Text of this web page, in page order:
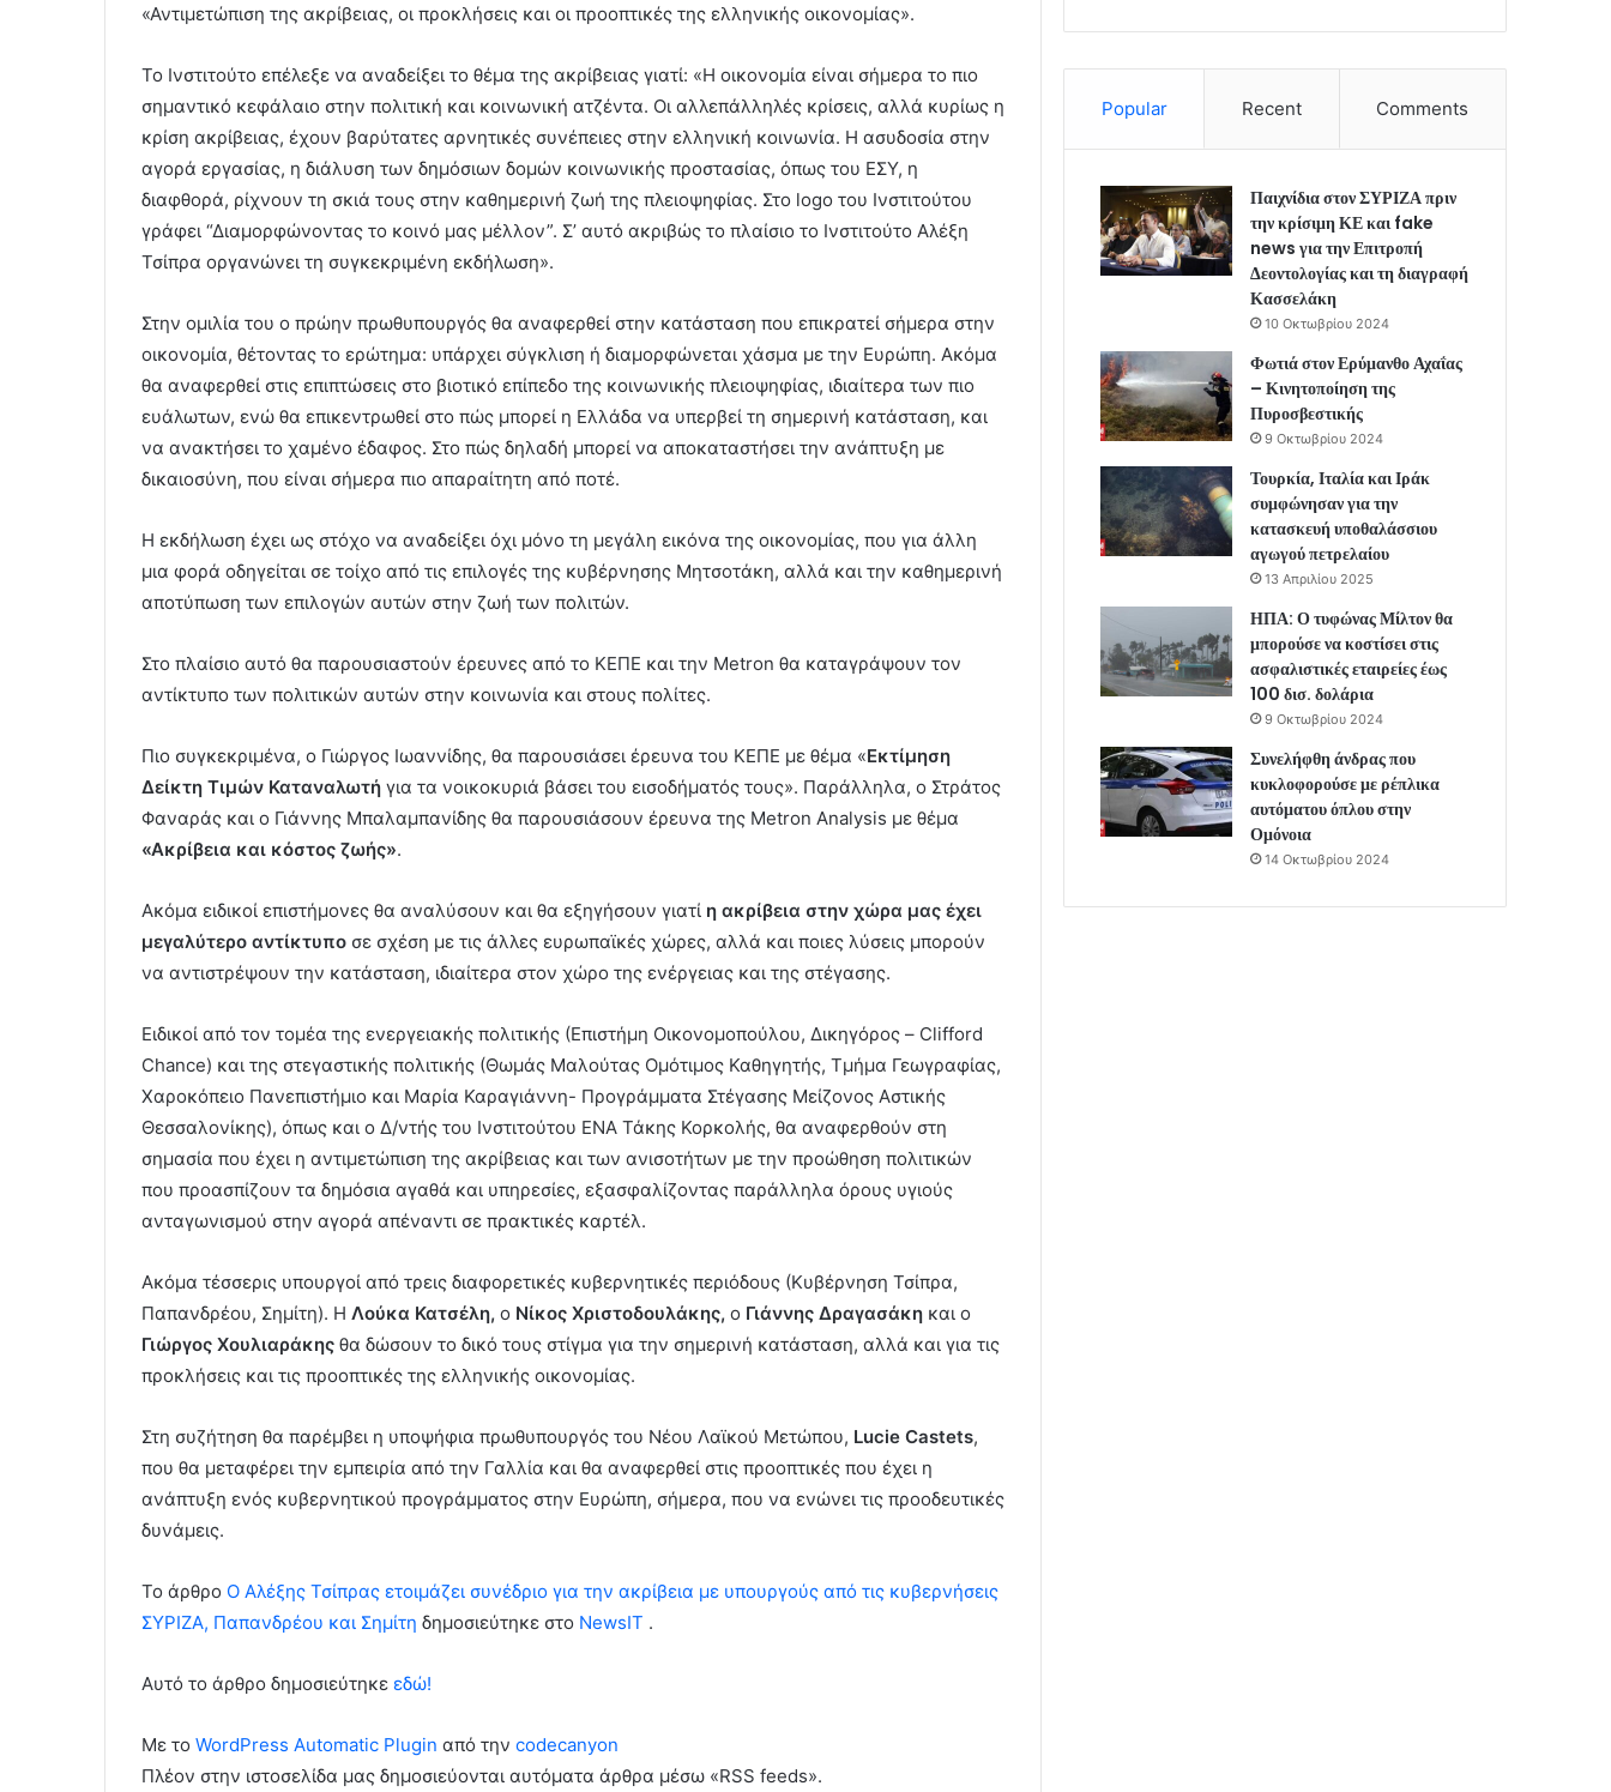
«Αντιμετώπιση της ακρίβειας, οι προκλήσεις και οι προοπτικές της ελληνικής οικονομίας».
Το Ινστιτούτο επέλεξε να αναδείξει το θέμα της ακρίβειας γιατί: «Η οικονομία είναι σήμερα το πιο
σημαντικό κεφάλαιο στην πολιτική και κοινωνική ατζέντα. Οι αλλεπάλληλές κρίσεις, αλλά κυρίως η
κρίση ακρίβειας, έχουν βαρύτατες αρνητικές συνέπειες στην ελληνική κοινωνία. Η ασυδοσία στην
αγορά εργασίας, η διάλυση των δημόσιων δομών κοινωνικής προστασίας, όπως του ΕΣΥ, η
διαφθορά, ρίχνουν τη σκιά τους στην καθημερινή ζωή της πλειοψηφίας. Στο logo του Ινστιτούτου
γράφει “Διαμορφώνοντας το κοινό μας μέλλον”. Σ’ αυτό ακριβώς το πλαίσιο το Ινστιτούτο Αλέξη
Τσίπρα οργανώνει τη συγκεκριμένη εκδήλωση».
Στην ομιλία του ο πρώην πρωθυπουργός θα αναφερθεί στην κατάσταση που επικρατεί σήμερα στην
οικονομία, θέτοντας το ερώτημα: υπάρχει σύγκλιση ή διαμορφώνεται χάσμα με την Ευρώπη. Ακόμα
θα αναφερθεί στις επιπτώσεις στο βιοτικό επίπεδο της κοινωνικής πλειοψηφίας, ιδιαίτερα των πιο
ευάλωτων, ενώ θα επικεντρωθεί στο πώς μπορεί η Ελλάδα να υπερβεί τη σημερινή κατάσταση, και
να ανακτήσει το χαμένο έδαφος. Στο πώς δηλαδή μπορεί να αποκαταστήσει την ανάπτυξη με
δικαιοσύνη, που είναι σήμερα πιο απαραίτητη από ποτέ.
Η εκδήλωση έχει ως στόχο να αναδείξει όχι μόνο τη μεγάλη εικόνα της οικονομίας, που για άλλη
μια φορά οδηγείται σε τοίχο από τις επιλογές της κυβέρνησης Μητσοτάκη, αλλά και την καθημερινή
αποτύπωση των επιλογών αυτών στην ζωή των πολιτών.
Στο πλαίσιο αυτό θα παρουσιαστούν έρευνες από το ΚΕΠΕ και την Μetron θα καταγράψουν τον
αντίκτυπο των πολιτικών αυτών στην κοινωνία και στους πολίτες.
Πιο συγκεκριμένα, ο Γιώργος Ιωαννίδης, θα παρουσιάσει έρευνα του ΚΕΠΕ με θέμα «Εκτίμηση
Δείκτη Τιμών Καταναλωτή για τα νοικοκυριά βάσει του εισοδήματός τους». Παράλληλα, ο Στράτος
Φαναράς και ο Γιάννης Μπαλαμπανίδης θα παρουσιάσουν έρευνα της Metron Αnalysis με θέμα
«Ακρίβεια και κόστος ζωής».
Ακόμα ειδικοί επιστήμονες θα αναλύσουν και θα εξηγήσουν γιατί η ακρίβεια στην χώρα μας έχει
μεγαλύτερο αντίκτυπο σε σχέση με τις άλλες ευρωπαϊκές χώρες, αλλά και ποιες λύσεις μπορούν
να αντιστρέψουν την κατάσταση, ιδιαίτερα στον χώρο της ενέργειας και της στέγασης.
Ειδικοί από τον τομέα της ενεργειακής πολιτικής (Επιστήμη Οικονομοπούλου, Δικηγόρος – Clifford
Chance) και της στεγαστικής πολιτικής (Θωμάς Μαλούτας Ομότιμος Καθηγητής, Τμήμα Γεωγραφίας,
Χαροκόπειο Πανεπιστήμιο και Μαρία Καραγιάννη- Προγράμματα Στέγασης Μείζονος Αστικής
Θεσσαλονίκης), όπως και ο Δ/ντής του Ινστιτούτου ΕΝΑ Τάκης Κορκολής, θα αναφερθούν στη
σημασία που έχει η αντιμετώπιση της ακρίβειας και των ανισοτήτων με την προώθηση πολιτικών
που προασπίζουν τα δημόσια αγαθά και υπηρεσίες, εξασφαλίζοντας παράλληλα όρους υγιούς
ανταγωνισμού στην αγορά απέναντι σε πρακτικές καρτέλ.
Ακόμα τέσσερις υπουργοί από τρεις διαφορετικές κυβερνητικές περιόδους (Κυβέρνηση Τσίπρα,
Παπανδρέου, Σημίτη). Η Λούκα Κατσέλη, ο Νίκος Χριστοδουλάκης, ο Γιάννης Δραγασάκη και ο
Γιώργος Χουλιαράκης θα δώσουν το δικό τους στίγμα για την σημερινή κατάσταση, αλλά και για τις
προκλήσεις και τις προοπτικές της ελληνικής οικονομίας.
Στη συζήτηση θα παρέμβει η υποψήφια πρωθυπουργός του Νέου Λαϊκού Μετώπου, Lucie Castets,
που θα μεταφέρει την εμπειρία από την Γαλλία και θα αναφερθεί στις προοπτικές που έχει η
ανάπτυξη ενός κυβερνητικού προγράμματος στην Ευρώπη, σήμερα, που να ενώνει τις προοδευτικές
δυνάμεις.
To άρθρο Ο Αλέξης Τσίπρας ετοιμάζει συνέδριο για την ακρίβεια με υπουργούς από τις κυβερνήσεις
ΣΥΡΙΖΑ, Παπανδρέου και Σημίτη δημοσιεύτηκε στο NewsIT .
Αυτό το άρθρο δημοσιεύτηκε εδώ!
Με το WordPress Automatic Plugin από την codecanyon
Πλέον στην ιστοσελίδα μας δημοσιεύονται αυτόματα άρθρα μέσω «RSS feeds».
Popular Recent Comments
Παιχνίδια στον ΣΥΡΙΖΑ πριν
την κρίσιμη ΚΕ και fake
news για την Επιτροπή
Δεοντολογίας και τη διαγραφή
Κασσελάκη
10 Οκτωβρίου 2024
Φωτιά στον Ερύμανθο Αχαΐας
– Κινητοποίηση της
Πυροσβεστικής
9 Οκτωβρίου 2024
Τουρκία, Ιταλία και Ιράκ
συμφώνησαν για την
κατασκευή υποθαλάσσιου
αγωγού πετρελαίου
13 Απριλίου 2025
ΗΠΑ: Ο τυφώνας Μίλτον θα
μπορούσε να κοστίσει στις
ασφαλιστικές εταιρείες έως
100 δισ. δολάρια
9 Οκτωβρίου 2024
Συνελήφθη άνδρας που
κυκλοφορούσε με ρέπλικα
αυτόματου όπλου στην
Ομόνοια
14 Οκτωβρίου 2024